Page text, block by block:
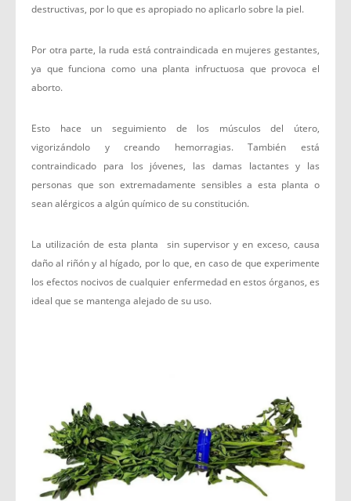
destructivas, por lo que es apropiado no aplicarlo sobre la piel.
Por otra parte, la ruda está contraindicada en mujeres gestantes,
ya que funciona como una planta infructuosa que provoca el
aborto.
Esto hace un seguimiento de los músculos del útero,
vigorizándolo y creando hemorragias. También está
contraindicado para los jóvenes, las damas lactantes y las
personas que son extremadamente sensibles a esta planta o
sean alérgicos a algún químico de su constitución.
La utilización de esta planta sin supervisor y en exceso, causa
daño al riñón y al hígado, por lo que, en caso de que experimente
los efectos nocivos de cualquier enfermedad en estos órganos, es
ideal que se mantenga alejado de su uso.